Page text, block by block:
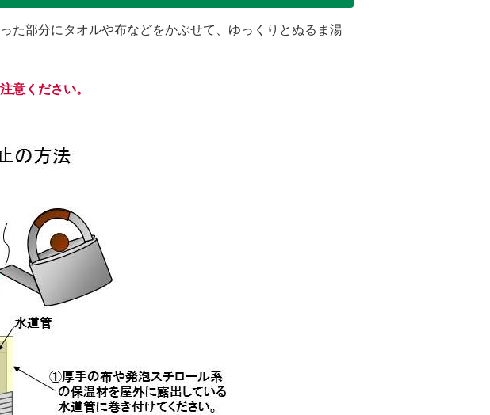
た部分にタオルや布などをかぶせて、ゆっくりとぬるま湯
意ください。